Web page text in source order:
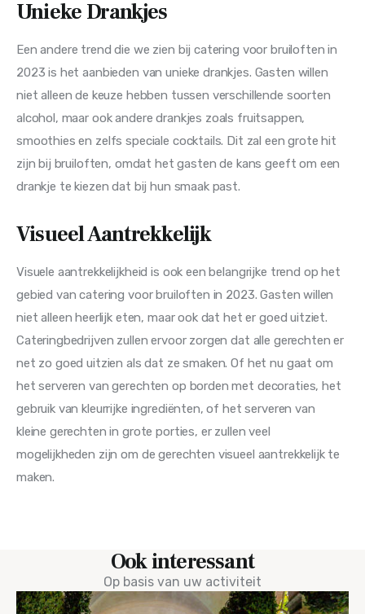
Unieke Drankjes
Een andere trend die we zien bij catering voor bruiloften in
2023 is het aanbieden van unieke drankjes. Gasten willen
niet alleen de keuze hebben tussen verschillende soorten
alcohol, maar ook andere drankjes zoals fruitsappen,
smoothies en zelfs speciale cocktails. Dit zal een grote hit
zijn bij bruiloften, omdat het gasten de kans geeft om een
drankje te kiezen dat bij hun smaak past.
Visueel Aantrekkelijk
Visuele aantrekkelijkheid is ook een belangrijke trend op het
gebied van catering voor bruiloften in 2023. Gasten willen
niet alleen heerlijk eten, maar ook dat het er goed uitziet.
Cateringbedrijven zullen ervoor zorgen dat alle gerechten er
net zo goed uitzien als dat ze smaken. Of het nu gaat om
het serveren van gerechten op borden met decoraties, het
gebruik van kleurrijke ingrediënten, of het serveren van
kleine gerechten in grote porties, er zullen veel
mogelijkheden zijn om de gerechten visueel aantrekkelijk te
maken.
Ook interessant
Op basis van uw activiteit